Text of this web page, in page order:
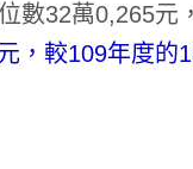
數32萬0,265元
，較109年度的